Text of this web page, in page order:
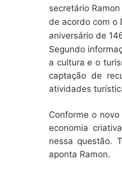
secretário
de acordo com o
aniversário de
Segundo
a cultura e o
captação de
atividades
Conforme o
economia
nessa questão.
aponta Ramon.